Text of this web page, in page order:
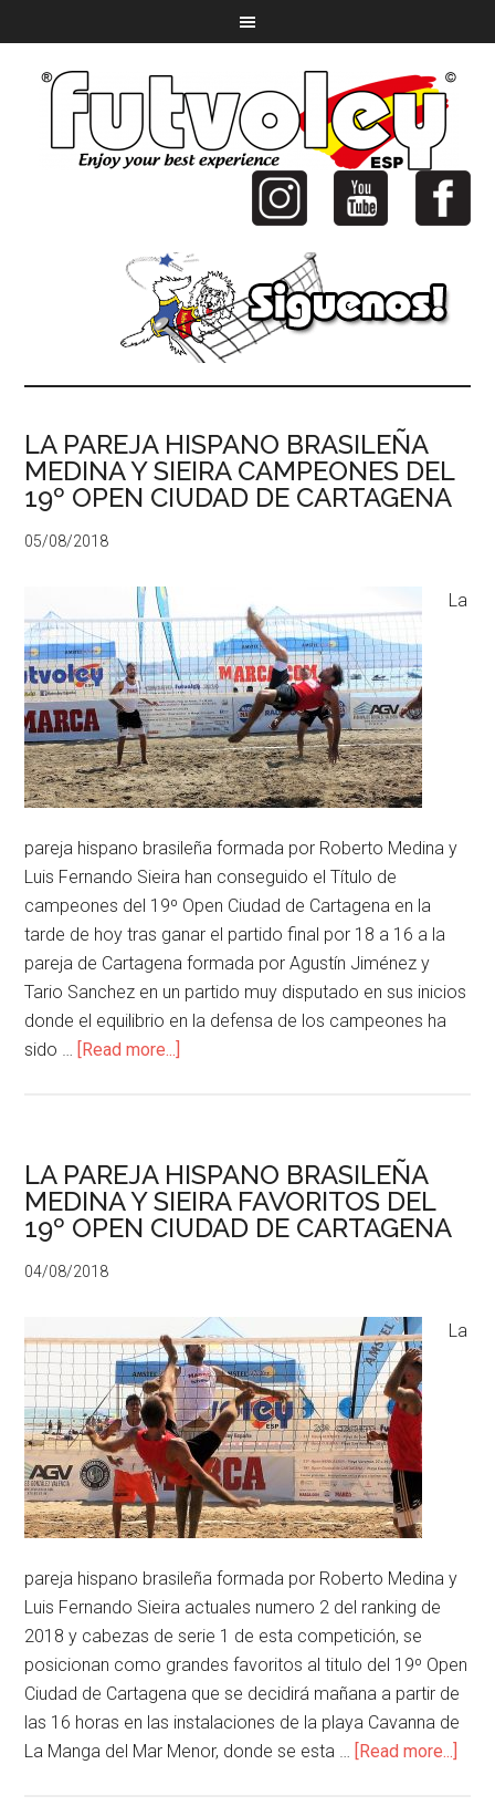
LA PAREJA HISPANO BRASILEÑA
MEDINA Y SIEIRA CAMPEONES DEL
19º OPEN CIUDAD DE CARTAGENA
05/08/2018
La
pareja hispano brasileña formada por Roberto Medina y
Luis Fernando Sieira han conseguido el Título de
campeones del 19º Open Ciudad de Cartagena en la
tarde de hoy tras ganar el partido final por 18 a 16 a la
pareja de Cartagena formada por Agustín Jiménez y
Tario Sanchez en un partido muy disputado en sus inicios
donde el equilibrio en la defensa de los campeones ha
sido … [Read more...]
LA PAREJA HISPANO BRASILEÑA
MEDINA Y SIEIRA FAVORITOS DEL
19º OPEN CIUDAD DE CARTAGENA
04/08/2018
La
pareja hispano brasileña formada por Roberto Medina y
Luis Fernando Sieira actuales numero 2 del ranking de
2018 y cabezas de serie 1 de esta competición, se
posicionan como grandes favoritos al titulo del 19º Open
Ciudad de Cartagena que se decidirá mañana a partir de
las 16 horas en las instalaciones de la playa Cavanna de
La Manga del Mar Menor, donde se esta … [Read more...]